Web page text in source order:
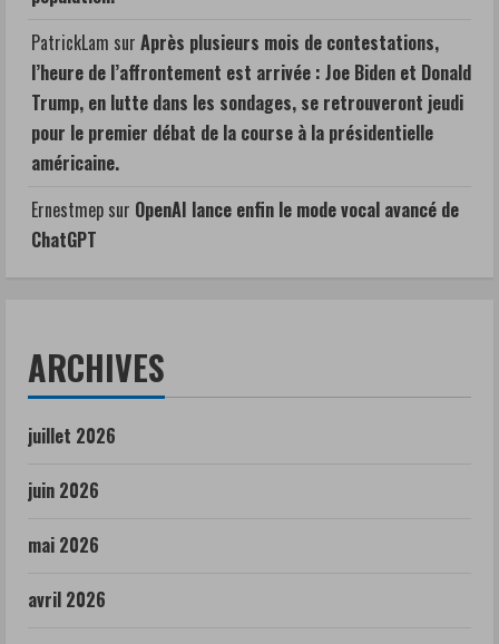
PatrickLam sur Après plusieurs mois de contestations,
l’heure de l’affrontement est arrivée : Joe Biden et Donald
Trump, en lutte dans les sondages, se retrouveront jeudi
pour le premier débat de la course à la présidentielle
américaine.
Ernestmep sur OpenAI lance enfin le mode vocal avancé de
ChatGPT
ARCHIVES
juillet 2026
juin 2026
mai 2026
avril 2026